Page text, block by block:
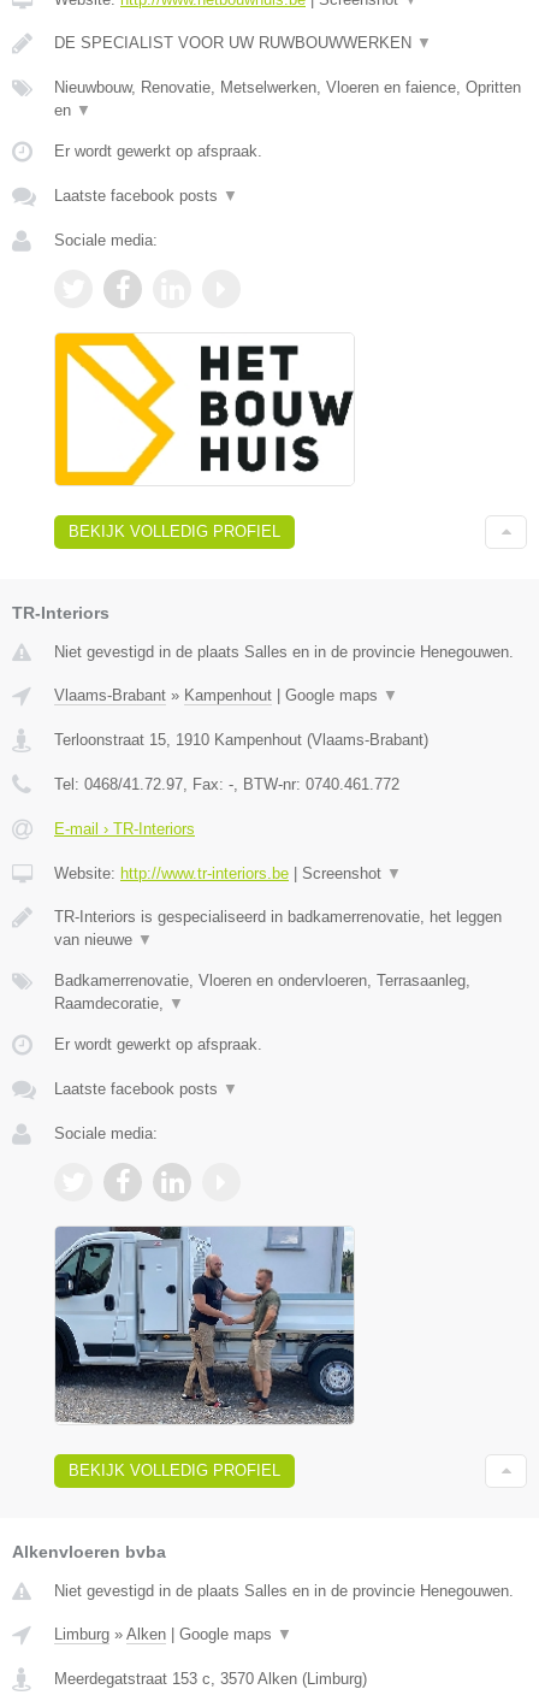
DE SPECIALIST VOOR UW RUWBOUWWERKEN ▼
Nieuwbouw, Renovatie, Metselwerken, Vloeren en faience, Opritten
en ▼
Er wordt gewerkt op afspraak.
Laatste facebook posts ▼
Sociale media:
BEKIJK VOLLEDIG PROFIEL
TR-Interiors
Niet gevestigd in de plaats Salles en in de provincie Henegouwen.
Vlaams-Brabant » Kampenhout Google maps ▼
Terloonstraat 15 1910 Kampenhout (Vlaams-Brabant)
Tel: 0468/41.72.97 , Fax: - , BTW-nr: 0740.461.772
E-mail › TR-Interiors
Website: http://www.tr-interiors.be Screenshot ▼
TR-Interiors is gespecialiseerd in badkamerrenovatie, het leggen
van nieuwe ▼
Badkamerrenovatie, Vloeren en ondervloeren, Terrasaanleg,
Raamdecoratie,
▼
Er wordt gewerkt op afspraak.
Laatste facebook posts ▼
Sociale media:
BEKIJK VOLLEDIG PROFIEL
Alkenvloeren bvba
Niet gevestigd in de plaats Salles en in de provincie Henegouwen.
Limburg » Alken Google maps ▼
Meerdegatstraat 153 c, 3570 Alken (Limburg)